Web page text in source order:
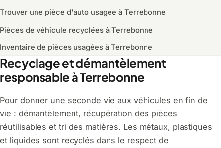
Trouver une pièce d'auto usagée à Terrebonne
Pièces de véhicule recyclées à Terrebonne
Inventaire de pièces usagées à Terrebonne
Recyclage et démantèlement
responsable à Terrebonne
Pour donner une seconde vie aux véhicules en fin de
vie : démantèlement, récupération des pièces
réutilisables et tri des matières. Les métaux, plastiques
et liquides sont recyclés dans le respect de